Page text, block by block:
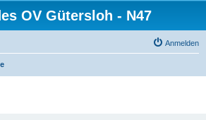
OV Gütersloh - N47
Anmelden